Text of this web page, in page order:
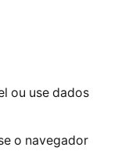
ou use dados
o navegador